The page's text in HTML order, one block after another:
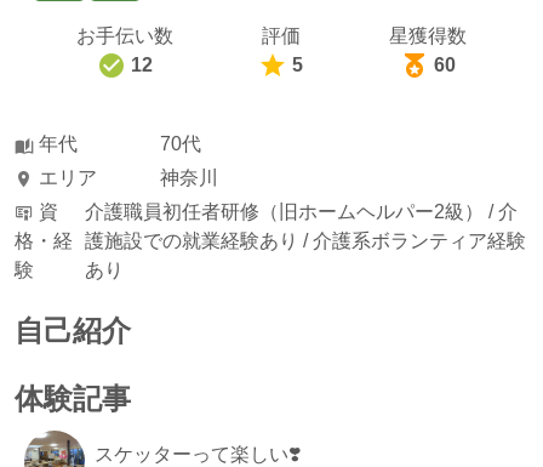
お手伝い数
12
評価
5
星獲得数
60
年代
70代
エリア
神奈川
資
格・経
験
介護職員初任者研修（旧ホームヘルパー2級） /介
護施設での就業経験あり /介護系ボランティア経験
あり
自己紹介
体験記事
スケッターって楽しい❣️